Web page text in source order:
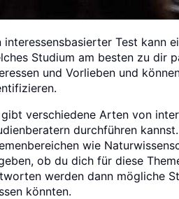
interessensbasierter Test kann
Studium am besten zu dir
und Vorlieben und
gibt verschiedene Arten von
durchführen
wie
ob du dich für diese
werden dann mögliche
könnten.